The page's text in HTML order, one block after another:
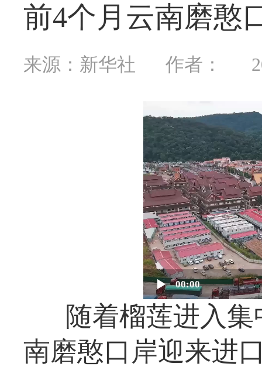
前4个月云南磨憨
来源：新华社 作者：
00:00
随着榴莲进入
南磨憨口岸迎来进